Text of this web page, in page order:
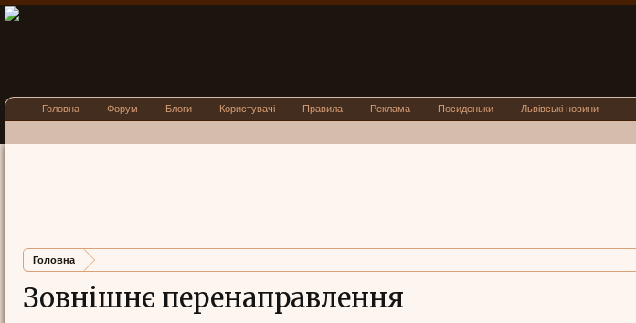
Головна
Зовнішнє перенаправлення
Головна Форум Блоги Користувачі Правила Реклама Посиденьки Львівські новини